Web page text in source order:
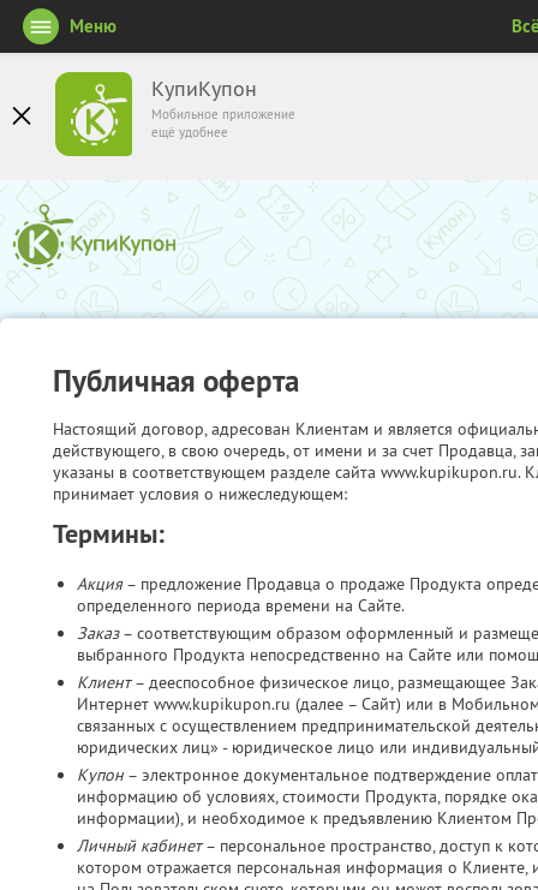
КупиКупон
Мобильное приложение
ещё удобнее
Меню
Публичная оферта
Настоящий договор, адресован Клиентам и является
действующего, в свою очередь, от имени и за счет Продавца,
указаны в соответствующем разделе сайта www.kupikupon.ru.
принимает условия о нижеследующем:
Термины:
Акция– предложение Продавца о продаже Продукта
определенного периода времени на Сайте.
Заказ– соответствующим образом оформленный и
выбранного Продукта непосредственно на Сайте или
Клиент– дееспособное физическое лицо, размещающее
Интернет www.kupikupon.ru (далее – Сайт) или в
связанных с осуществлением предпринимательской
юридических лиц» - юридическое лицо или
Купон – электронное документальное подтверждение
информацию об условиях, стоимости Продукта, порядке
информации), и необходимое к предъявлению Клиентом
Личный кабинет– персональное пространство, доступ к
котором отражается персональная информация о Клиенте,